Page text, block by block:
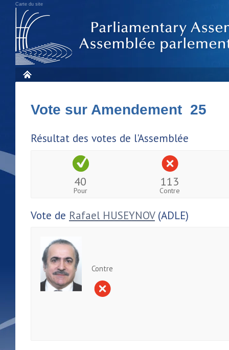
Carte du site
Vote sur Amendement 25
Résultat des votes de l'Assemblée
40
Pour
113
Contre
Vote de Rafael HUSEYNOV(ADLE)
Contre